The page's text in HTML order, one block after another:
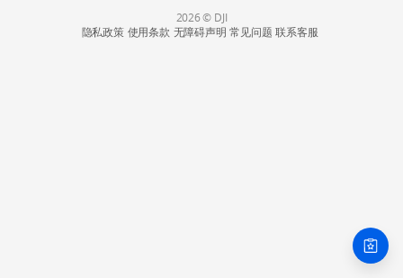
2026 © DJI
隐私政策 使用条款 无障碍声明 常见问题 联系客服